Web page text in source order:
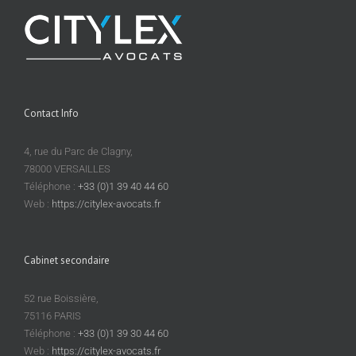
Contact Info
4, rue du Parc de Clagny,
78000 VERSAILLES
Téléphone : +33 (0)1 39 40 44 60
Web : https://citylex-avocats.fr
Cabinet secondaire
52 rue Boissière,
75116 PARIS
Téléphone : +33 (0)1 39 30 44 60
Web : https://citylex-avocats.fr